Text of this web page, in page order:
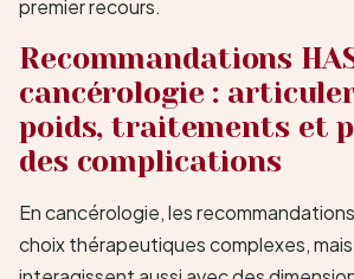
premier recours.
Recommandations
cancérologie :
poids, traitements et
des complications
En cancérologie, les
choix thérapeutiques complexes,